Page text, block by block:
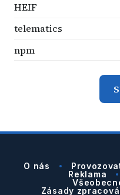
HEIF
telematics
npm
O nás
Reklama
Zásady